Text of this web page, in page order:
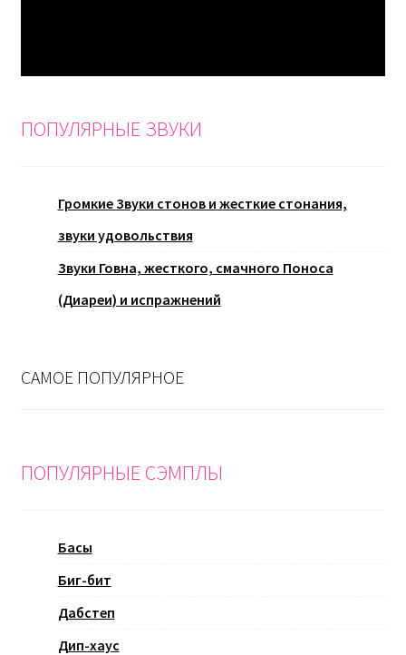
ПОПУЛЯРНЫЕ ЗВУКИ
Громкие Звуки стонов и жесткие стонания,
звуки удовольствия
Звуки Говна, жесткого, смачного Поноса
(Диареи) и испражнений
САМОЕ ПОПУЛЯРНОЕ
ПОПУЛЯРНЫЕ СЭМПЛЫ
Басы
Биг-бит
Дабстеп
Дип-хаус